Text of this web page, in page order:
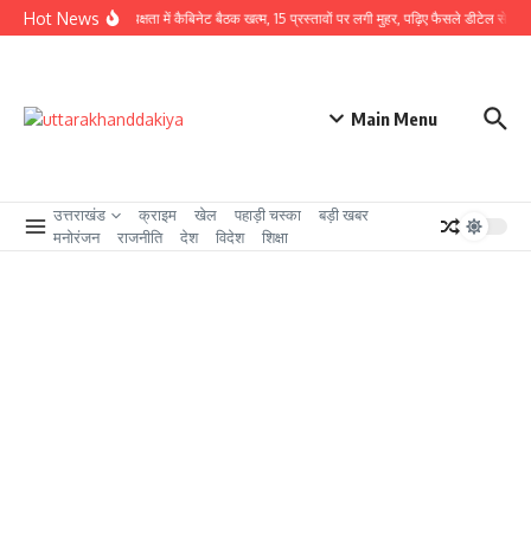
Skip to content
Hot News
CM धामी की अध्यक्षता में कैबिनेट बैठक खत्म, 15 प्रस्तावों पर लगी मुहर, पढ़िए फैसले डीटेल से
Main Menu
उत्तराखंड क्राइम खेल पहाड़ी चस्का
बड़ी खबर
मनोरंजन
राजनीति देश विदेश शिक्षा